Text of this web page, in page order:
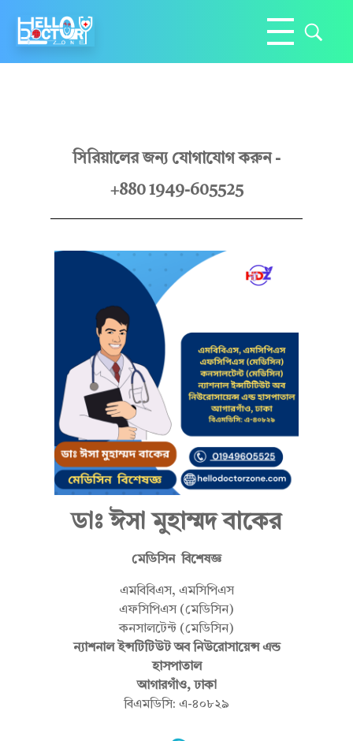
ডাঃ
ঈ
হা
ম্ম
সিরিয়ালের জন্য যোগাযোগ করুন -
+880 1949-605525
ডাঃ ঈসা মুহাম্মদ বাকের
মেডিসিন বিশেষজ্ঞ
এমবিবিএস, এমসিপিএস
এফসিপিএস (মেডিসিন)
কনসালটেন্ট (মেডিসিন)
ন্যাশনাল ইন্সটিটিউট অব নিউরোসায়েন্স এন্ড
হাসপাতাল
আগারগাঁও, ঢাকা
বিএমডিসি: এ-৪০৮২৯